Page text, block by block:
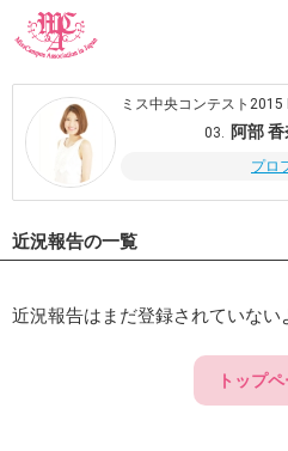
ミス中央コンテスト2015
03. 阿部
プロ
近況報告の一覧
近況報告はまだ登録されていない
トップ